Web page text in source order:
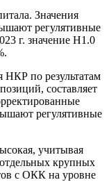
Значения
регулятивные
г. значение Н1.0
НКР по результатам
составляет
регулятивные
учитывая
крупных
с ОКК на уровне